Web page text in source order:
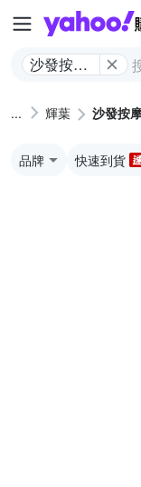
沙發按摩
輝葉 沙發按
品牌 快速到貨